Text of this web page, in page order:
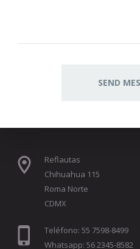
Reflautas
Chihuahua 115
Roma Norte
CDMX
Teléfono: 55 7598-8499
Whatsapp: 56 2345-8582